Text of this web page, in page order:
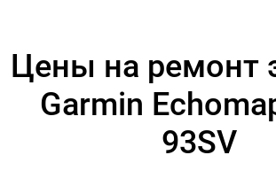
Цены на ремонт
Garmin
93SV